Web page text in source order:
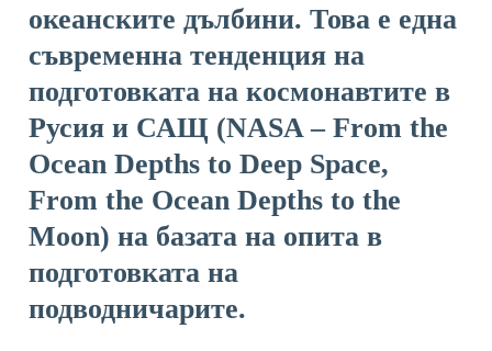
океанските дълбини. Това е една
съвременна тенденция на
подготовката на космонавтите в
Русия и САЩ (NASA – From the
Ocean Depths to Deep Space,
From the Ocean Depths to the
Moon) на базата на опита в
подготовката на
подводничарите.